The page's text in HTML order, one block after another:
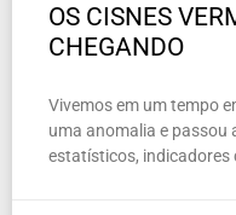
OS CISNES
CHEGANDO
Vivemos em um tempo
uma anomalia e passou
estatísticos, indicadores